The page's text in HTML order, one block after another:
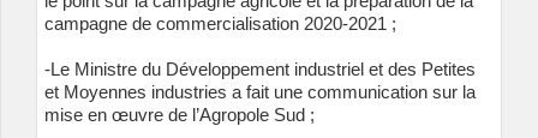
campagne de commercialisation 2020-2021 ;
-Le Ministre du Développement industriel et des Petites
et Moyennes industries a fait une communication sur la
mise en œuvre de l’Agropole Sud ;